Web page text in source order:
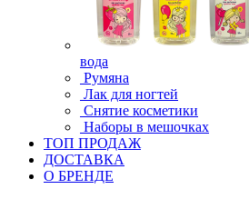
вода
Румяна
Лак для ногтей
Снятие косметики
Наборы в мешочках
ТОП ПРОДАЖ
ДОСТАВКА
О БРЕНДЕ